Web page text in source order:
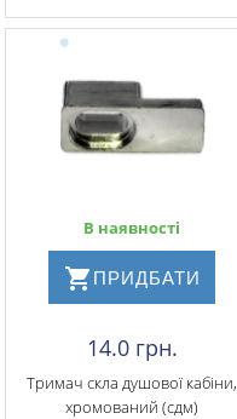
В наявності
ПРИДБАТИ
14.0 грн.
Тримач скла душової кабіни,
хромований (сдм)